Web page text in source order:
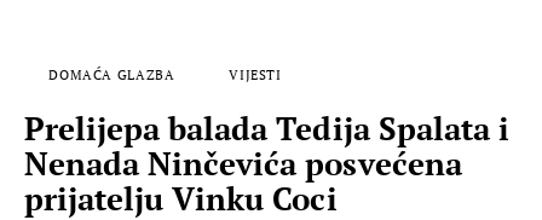
DOMAĆA GLAZBA VIJESTI
Prelijepa balada Tedija Spalata i
Nenada Ninčevića posvećena
prijatelju Vinku Coci